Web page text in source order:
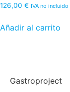
126,00 € IVA no incluido
Añadir al carrito
Gastroproject